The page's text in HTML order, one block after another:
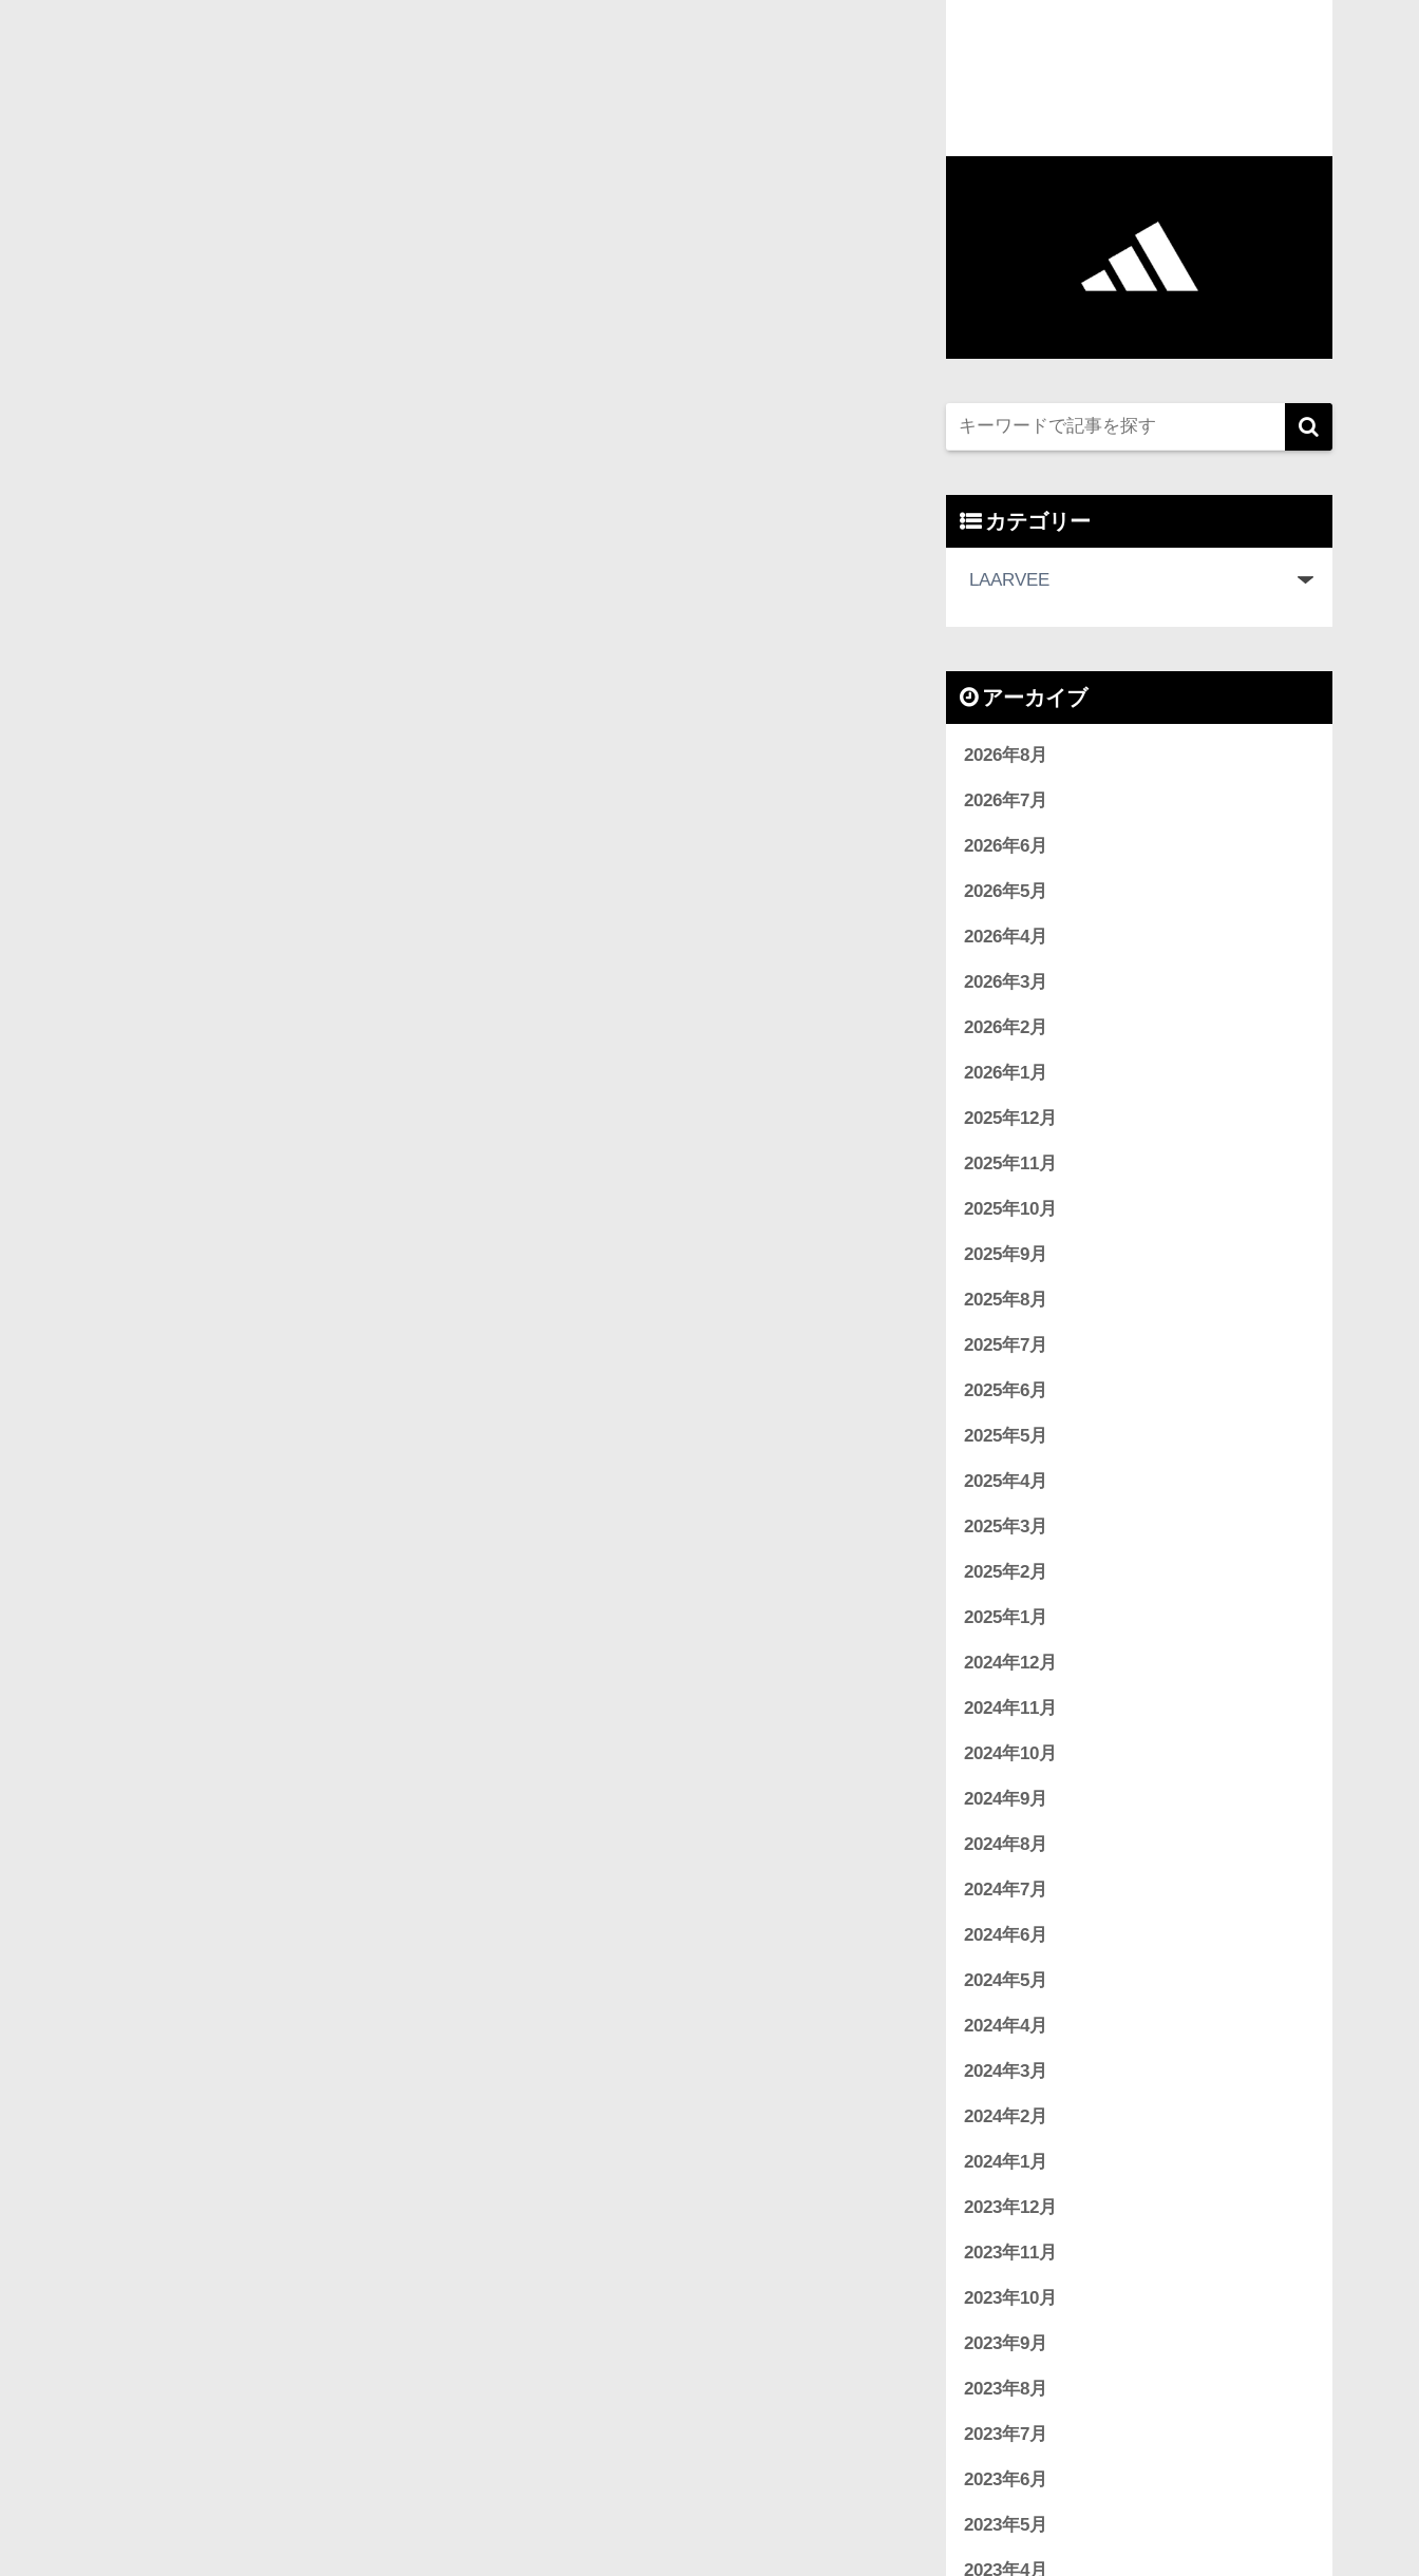
カテゴリー
アーカイブ
2026年8月
2026年7月
2026年6月
2026年5月
2026年4月
2026年3月
2026年2月
2026年1月
2025年12月
2025年11月
2025年10月
2025年9月
2025年8月
2025年7月
2025年6月
2025年5月
2025年4月
2025年3月
2025年2月
2025年1月
2024年12月
2024年11月
2024年10月
2024年9月
2024年8月
2024年7月
2024年6月
2024年5月
2024年4月
2024年3月
2024年2月
2024年1月
2023年12月
2023年11月
2023年10月
2023年9月
2023年8月
2023年7月
2023年6月
2023年5月
2023年4月